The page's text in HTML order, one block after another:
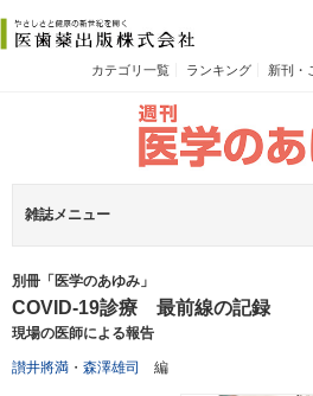
カテゴリ一覧 ランキング 新刊・
雑誌メニュー
別冊「医学のあゆみ」
COVID-19診療 最前線の記録
現場の医師による報告
讃井將満 ・ 森澤雄司 編